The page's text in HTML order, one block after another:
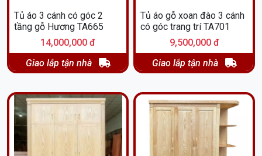
Tủ áo 3 cánh có góc 2
tầng gỗ Hương TA665
14,000,000 đ
Giao lắp tận nhà
Tủ áo gỗ xoan đào 3 cánh
có góc trang trí TA701
9,500,000 đ
Giao lắp tận nhà